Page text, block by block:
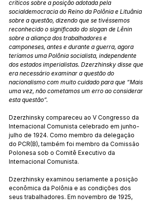
críticos sobre a posição adotada pela
socialdemocracia do Reino da Polônia e Lituânia
sobre a questão, dizendo que se tivéssemos
reconhecido o significado do slogan de Lênin
sobre a aliança dos trabalhadores e
camponeses, antes e durante a guerra, agora
teríamos uma Polônia socialista, independente
dos estados imperialistas. Dzerzhinsky disse que
era necessário examinar a questão do
nacionalismo com muito cuidado para que “Mais
uma vez, não cometamos um erro ao considerar
esta questão”.
Dzerzhinsky compareceu ao V Congresso da
Internacional Comunista celebrado em junho-
julho de 1924. Como membro da delegação
do PCR(B), também foi membro da Comissão
Polonesa sob o Comitê Executivo da
Internacional Comunista.
Dzerzhinsky examinou seriamente a posição
econômica da Polônia e as condições dos
seus trabalhadores. Em novembro de 1925,